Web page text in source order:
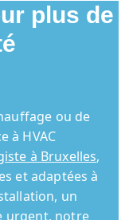
plus de
ou de
à HVAC
à Bruxelles,
et adaptées à
un
urgent, notre